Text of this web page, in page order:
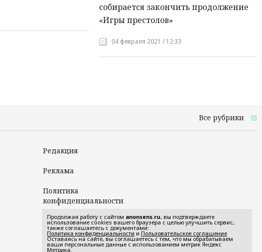
собирается закончить продолжение
«Игры престолов»
04 февраля 2021 / 12:33
Все рубрики
Редакция
Реклама
Политика
конфиденциальности
Пользовательское
соглашение
Продолжая работу с сайтом anonsens.ru, вы подтверждаете
использование cookies вашего браузера с целью улучшить сервис,
также соглашаетесь с документами:
Политика конфиденциальности и Пользовательское соглашение
Оставаясь на сайте, вы соглашаетесь с тем, что мы обрабатываем
ваши персональные данные с использованием метрик Яндекс
Метрика.